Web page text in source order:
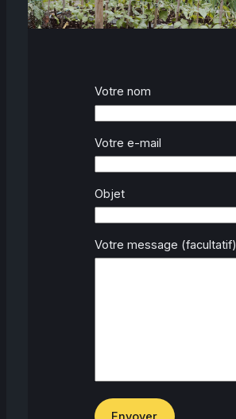
Votre nom
Votre e-mail
Objet
Votre message (facultatif)